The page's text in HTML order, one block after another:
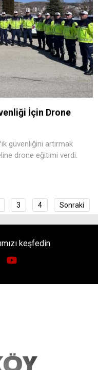
İçin Drone
güvenliğini artırmak
drone eğitimi verdi.
3 4 Sonraki
keşfedin